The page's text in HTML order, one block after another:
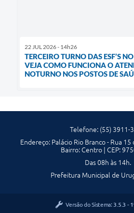
22 JUL 2026 - 14h26
TERCEIRO TURNO DAS ESF’S
VEJA COMO FUNCIONA O
NOTURNO NOS POSTOS DE
Telefone: (55) 3911-
Endereço: Palácio Rio Branco - Rua
Bairro: Centro | CEP:
Das 08h às 14h.
Prefeitura Municipal de
Versão do Sistema: 3.5.3 -